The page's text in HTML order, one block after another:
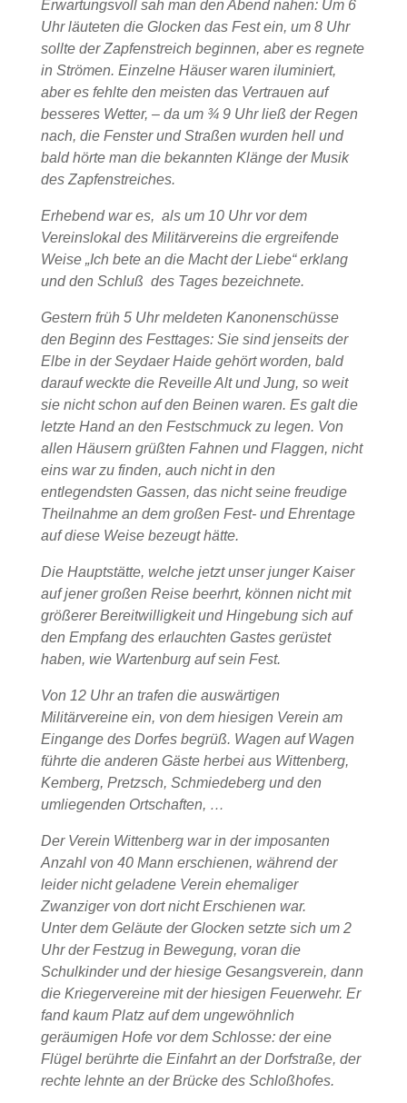
Erwartungsvoll sah man den Abend nahen: Um 6
Uhr läuteten die Glocken das Fest ein, um 8 Uhr
sollte der Zapfenstreich beginnen, aber es regnete
in Strömen. Einzelne Häuser waren iluminiert,
aber es fehlte den meisten das Vertrauen auf
besseres Wetter, – da um ¾ 9 Uhr ließ der Regen
nach, die Fenster und Straßen wurden hell und
bald hörte man die bekannten Klänge der Musik
des Zapfenstreiches.
Erhebend war es, als um 10 Uhr vor dem
Vereinslokal des Militärvereins die ergreifende
Weise „Ich bete an die Macht der Liebe“ erklang
und den Schluß des Tages bezeichnete.
Gestern früh 5 Uhr meldeten Kanonenschüsse
den Beginn des Festtages: Sie sind jenseits der
Elbe in der Seydaer Haide gehört worden, bald
darauf weckte die Reveille Alt und Jung, so weit
sie nicht schon auf den Beinen waren. Es galt die
letzte Hand an den Festschmuck zu legen. Von
allen Häusern grüßten Fahnen und Flaggen, nicht
eins war zu finden, auch nicht in den
entlegendsten Gassen, das nicht seine freudige
Theilnahme an dem großen Fest- und Ehrentage
auf diese Weise bezeugt hätte.
Die Hauptstätte, welche jetzt unser junger Kaiser
auf jener großen Reise beerhrt, können nicht mit
größerer Bereitwilligkeit und Hingebung sich auf
den Empfang des erlauchten Gastes gerüstet
haben, wie Wartenburg auf sein Fest.
Von 12 Uhr an trafen die auswärtigen
Militärvereine ein, von dem hiesigen Verein am
Eingange des Dorfes begrüß. Wagen auf Wagen
führte die anderen Gäste herbei aus Wittenberg,
Kemberg, Pretzsch, Schmiedeberg und den
umliegenden Ortschaften, …
Der Verein Wittenberg war in der imposanten
Anzahl von 40 Mann erschienen, während der
leider nicht geladene Verein ehemaliger
Zwanziger von dort nicht Erschienen war.
Unter dem Geläute der Glocken setzte sich um 2
Uhr der Festzug in Bewegung, voran die
Schulkinder und der hiesige Gesangsverein, dann
die Kriegervereine mit der hiesigen Feuerwehr. Er
fand kaum Platz auf dem ungewöhnlich
geräumigen Hofe vor dem Schlosse: der eine
Flügel berührte die Einfahrt an der Dorfstraße, der
rechte lehnte an der Brücke des Schloßhofes.